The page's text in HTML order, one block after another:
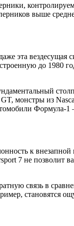
выше
эта вездесущая
до 1980
монстры из
Формула-1
к
7 не позволит
связь в
становятся